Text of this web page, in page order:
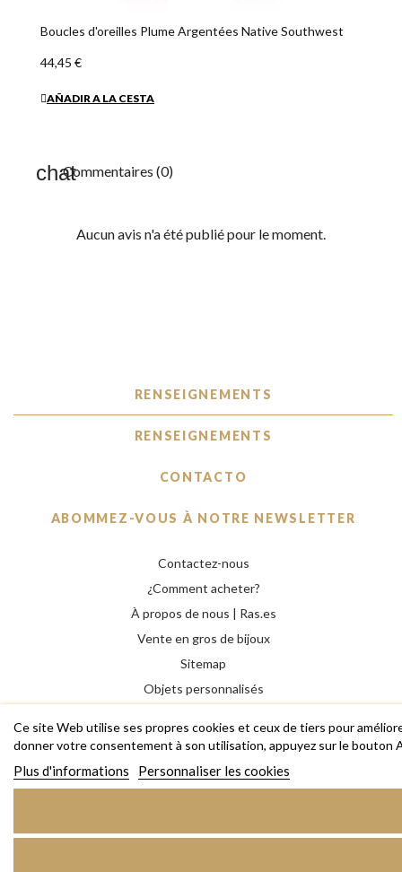
Boucles d'oreilles Plume Argentées Native Southwest
44,45 €
AÑADIR A LA CESTA
Commentaires (0)
Aucun avis n'a été publié pour le moment.
Ce site Web utilise ses propres cookies et ceux de tiers pour
donner votre consentement à son utilisation, appuyez sur le bouton
Plus d'informations Personnaliser les cookies
RENSEIGNEMENTS
RENSEIGNEMENTS
CONTACTO
ABOMMEZ-VOUS À NOTRE NEWSLETTER
Contactez-nous
¿Comment acheter?
À propos de nous | Ras.es
Vente en gros de bijoux
Sitemap
Objets personnalisés
bracelets et accessoires